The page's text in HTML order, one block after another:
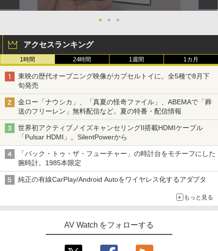
● ● ●
アクセスランキング
1時間 24時間 1週間 1カ月
東映の歴代オープニング映像がカプセルトイに。全5種で8月下
旬発売
金ロー「ナウシカ」、「真夏の怪奇ファイル」、ABEMAで「葬
送のフリーレン」無料配信など。夏の特番・配信情報
世界初アクティブノイズキャンセリングII搭載HDMIケーブル
「Pulsar HDMI」。SilentPowerから
「バック・トゥ・ザ・フューチャー」の時計台をモチーフにした
腕時計。1985本限定
純正の有線CarPlay/Android Autoをワイヤレス化するアダプタ
もっと見る
AV Watch をフォローする